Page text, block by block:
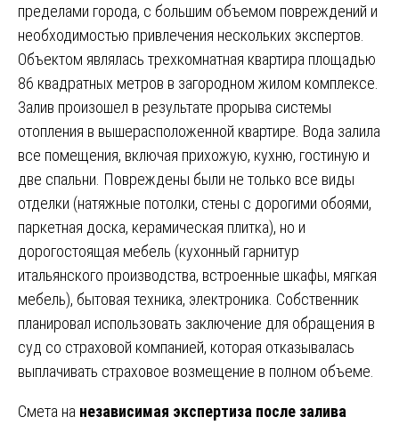
пределами города, с большим объемом повреждений и
необходимостью привлечения нескольких экспертов.
Объектом являлась трехкомнатная квартира площадью
86 квадратных метров в загородном жилом комплексе.
Залив произошел в результате прорыва системы
отопления в вышерасположенной квартире. Вода залила
все помещения, включая прихожую, кухню, гостиную и
две спальни. Повреждены были не только все виды
отделки (натяжные потолки, стены с дорогими обоями,
паркетная доска, керамическая плитка), но и
дорогостоящая мебель (кухонный гарнитур
итальянского производства, встроенные шкафы, мягкая
мебель), бытовая техника, электроника. Собственник
планировал использовать заключение для обращения в
суд со страховой компанией, которая отказывалась
выплачивать страховое возмещение в полном объеме.
Смета на независимая экспертиза после залива